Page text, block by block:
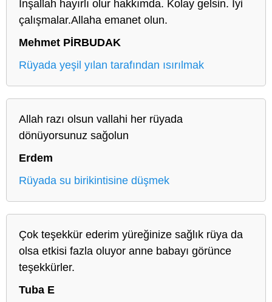
İnşallah hayırlı olur hakkımda. Kolay gelsin. İyi
çalışmalar.Allaha emanet olun.
Mehmet PİRBUDAK
Rüyada yeşil yılan tarafından ısırılmak
Allah razı olsun vallahi her rüyada
dönüyorsunuz sağolun
Erdem
Rüyada su birikintisine düşmek
Çok teşekkür ederim yüreğinize sağlık rüya da
olsa etkisi fazla oluyor anne babayı görünce
teşekkürler.
Tuba E